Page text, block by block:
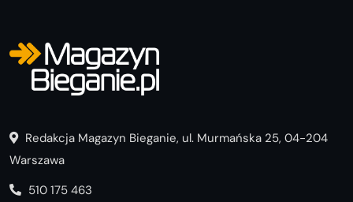
Redakcja Magazyn Bieganie, ul. Murmańska 25, 04-204
Warszawa
510 175 463